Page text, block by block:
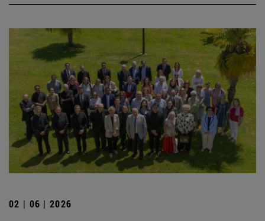
02 | 06 | 2026